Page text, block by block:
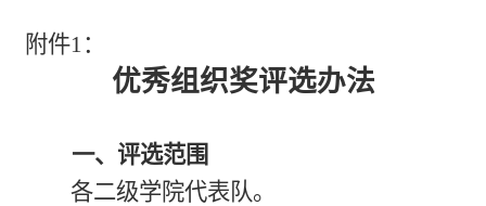
附件1：
优秀组织奖评选办法
一、评选范围
各二级学院代表队。